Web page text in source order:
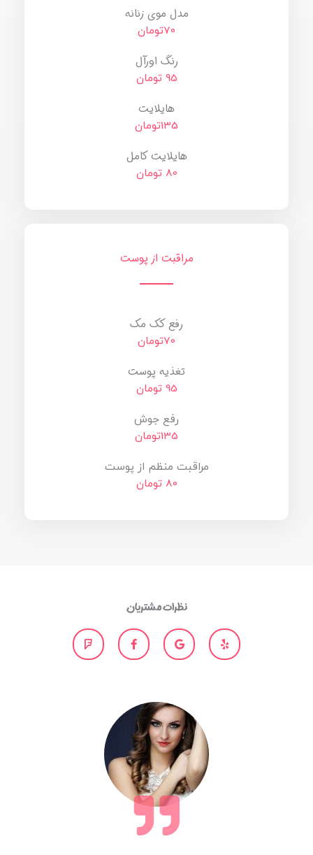
مدل موی زنانه
70تومان
رنگ اورآل
95 تومان
هایلایت
135تومان
هایلایت کامل
80 تومان
مراقبت از پوست
رفع کک مک
70تومان
تغذیه پوست
95 تومان
رفع جوش
135تومان
مراقبت منظم از پوست
80 تومان
نظرات مشتریان
Y
e
l
p
G
o
o
g
F
a
c
e
k
F
o
u
r